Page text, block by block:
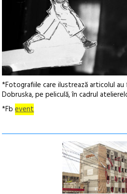
*Fotografiile care ilustrează articolul
Dobruska, pe peliculă, în cadrul
*Fbevent